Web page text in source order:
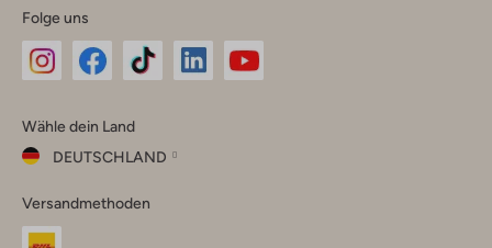
Folge uns
Instagram
Facebook
TikTok
Wähle dein Land
DEUTSCHLAND
dein
Land
Versandmethoden